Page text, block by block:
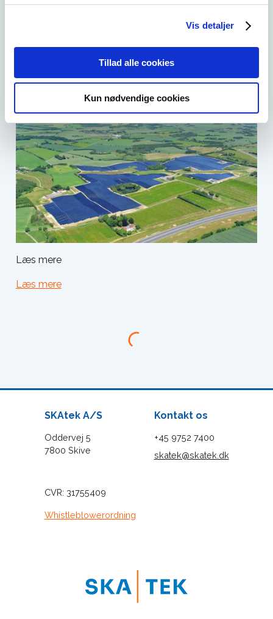
Vis detaljer
Tillad alle cookies
Kun nødvendige cookies
Læs mere
Læs mere
SKAtek A/S
Oddervej 5
7800 Skive
CVR: 31755409
Whistleblowerordning
Kontakt os
+45 9752 7400
skatek@skatek.dk